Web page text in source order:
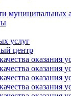
муниципальных
услуг
центр
оказания
оказания
оказания
оказания